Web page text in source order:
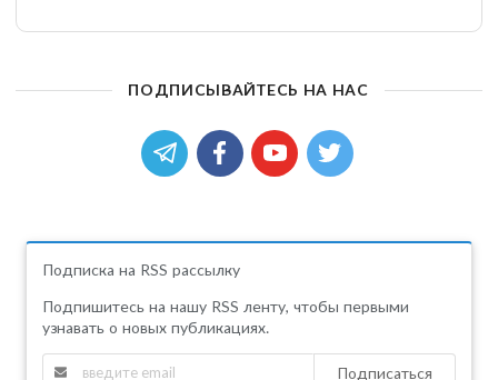
ПОДПИСЫВАЙТЕСЬ НА НАС
Подписка на RSS рассылку
Подпишитесь на нашу RSS ленту, чтобы первыми
узнавать о новых публикациях.
Подписаться